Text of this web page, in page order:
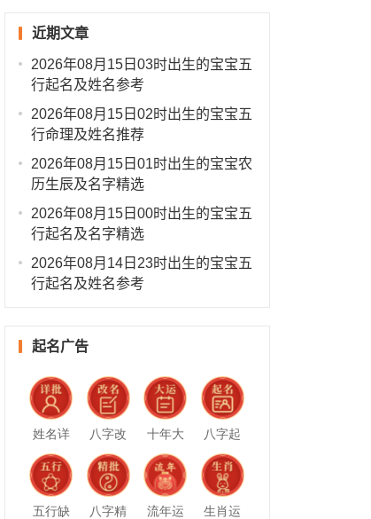
近期文章
2026年08月15日03时出生的宝宝五
行起名及姓名参考
2026年08月15日02时出生的宝宝五
行命理及姓名推荐
2026年08月15日01时出生的宝宝农
历生辰及名字精选
2026年08月15日00时出生的宝宝五
行起名及名字精选
2026年08月14日23时出生的宝宝五
行起名及姓名参考
起名广告
姓名详
批
八字改
名
十年大
运
八字起
名
五行缺 八字精 流年运 生肖运